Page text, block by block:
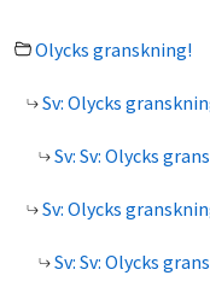
Olycks granskning!
Sv: Olycks
Sv: Sv: Olycks
Sv: Olycks
Sv: Sv: Olycks